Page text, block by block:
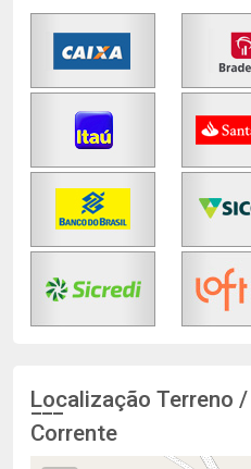
Localização Terreno
Corrente